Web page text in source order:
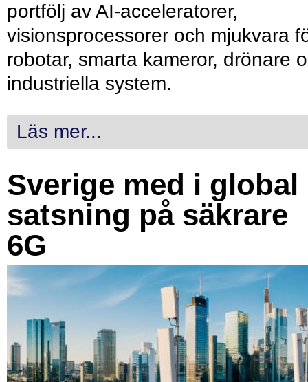
portfölj av AI-acceleratorer,
visionsprocessorer och mjukvara
robotar, smarta kameror, drönare
industriella system.
Läs mer...
Sverige med i global
satsning på säkrare
6G